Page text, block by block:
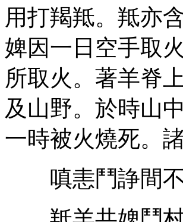
用打羯羝。羝亦
婢因一日空手取
所取火。著羊脊
及山野。於時山
一時被火燒死。
嗔恚鬥諍間不